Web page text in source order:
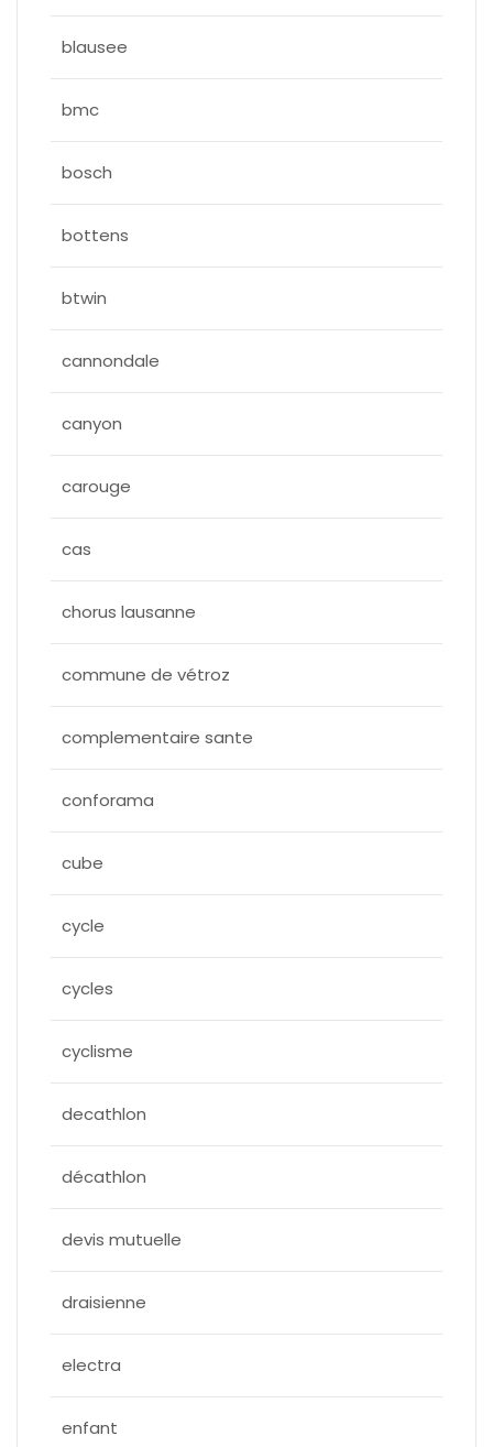
blausee
bmc
bosch
bottens
btwin
cannondale
canyon
carouge
cas
chorus lausanne
commune de vétroz
complementaire sante
conforama
cube
cycle
cycles
cyclisme
decathlon
décathlon
devis mutuelle
draisienne
electra
enfant